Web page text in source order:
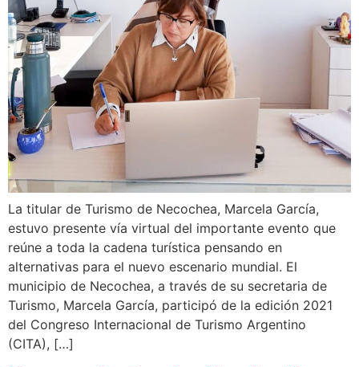
La titular de Turismo de Necochea, Marcela García,
estuvo presente vía virtual del importante evento que
reúne a toda la cadena turística pensando en
alternativas para el nuevo escenario mundial. El
municipio de Necochea, a través de su secretaria de
Turismo, Marcela García, participó de la edición 2021
del Congreso Internacional de Turismo Argentino
(CITA), […]